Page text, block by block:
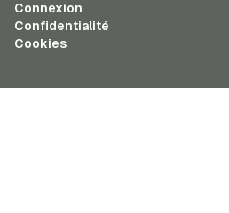
Connexion
Confidentialité
Cookies